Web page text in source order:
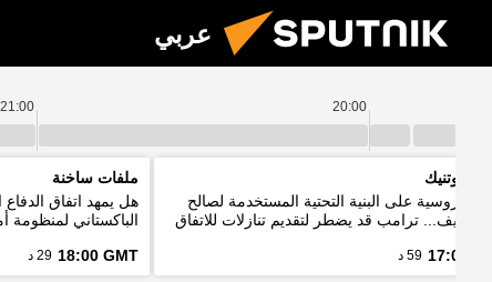
عربي
20:00
21:00
سبوتنيك
روسية على البنية التحتية المستخدمة لصالح
كييف... ترامب قد يضطر لتقديم تنازلات للاتفاق
17:00 59 د
ملفات ساخنة
هل يمهد اتفاق
الباكستاني لمنظومة
18:00 GMT 29 د